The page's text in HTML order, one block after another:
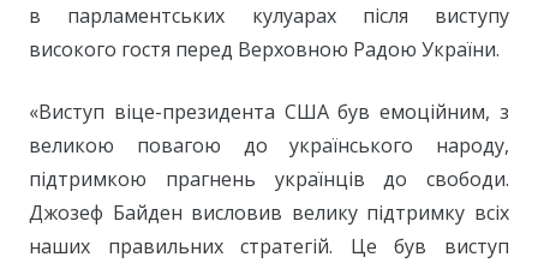
в парламентських кулуарах після виступу
високого гостя перед Верховною Радою України.
«Виступ віце-президента США був емоційним, з
великою повагою до українського народу,
підтримкою прагнень українців до свободи.
Джозеф Байден висловив велику підтримку всіх
наших правильних стратегій. Це був виступ